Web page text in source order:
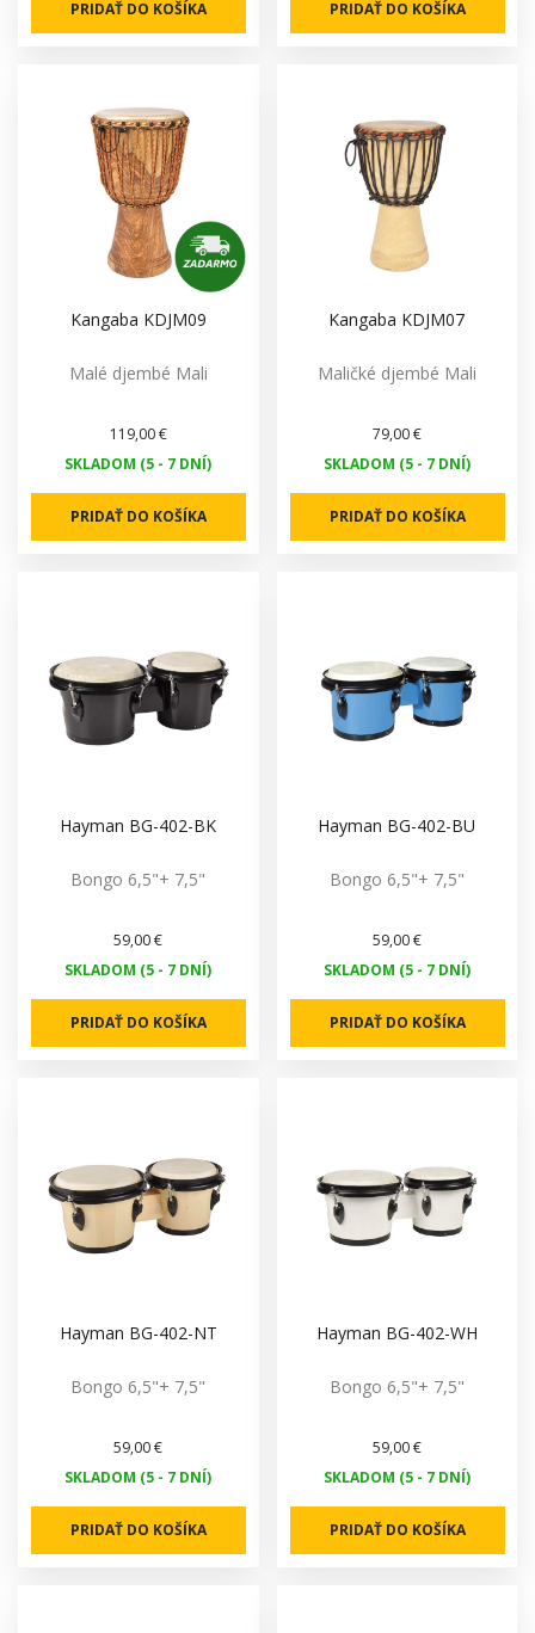
PRIDAŤ DO KOŠÍKA PRIDAŤ DO KOŠÍKA
Kangaba KDJM09
Malé djembé Mali
119,00 €
SKLADOM (5 - 7 DNÍ)
PRIDAŤ DO KOŠÍKA
Kangaba KDJM07
Maličké djembé Mali
79,00 €
SKLADOM (5 - 7 DNÍ)
PRIDAŤ DO KOŠÍKA
Hayman BG-402-BK
Bongo 6,5"+ 7,5"
59,00 €
SKLADOM (5 - 7 DNÍ)
PRIDAŤ DO KOŠÍKA
Hayman BG-402-BU
Bongo 6,5"+ 7,5"
59,00 €
SKLADOM (5 - 7 DNÍ)
PRIDAŤ DO KOŠÍKA
Hayman BG-402-NT
Bongo 6,5"+ 7,5"
59,00 €
SKLADOM (5 - 7 DNÍ)
PRIDAŤ DO KOŠÍKA
Hayman BG-402-WH
Bongo 6,5"+ 7,5"
59,00 €
SKLADOM (5 - 7 DNÍ)
PRIDAŤ DO KOŠÍKA